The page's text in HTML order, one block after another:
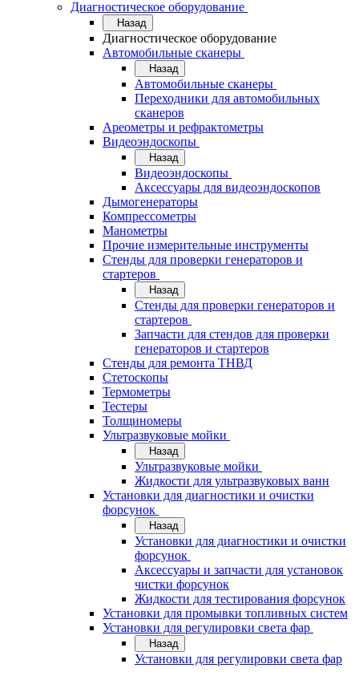
Диагностическое оборудование
Назад
Диагностическое оборудование
Автомобильные сканеры
Назад
Автомобильные сканеры
Переходники для автомобильных
сканеров
Ареометры и рефрактометры
Видеоэндоскопы
Назад
Видеоэндоскопы
Аксессуары для видеоэндоскопов
Дымогенераторы
Компрессометры
Манометры
Прочие измерительные инструменты
Стенды для проверки генераторов и
стартеров
Назад
Стенды для проверки генераторов и
стартеров
Запчасти для стендов для проверки
генераторов и стартеров
Стенды для ремонта ТНВД
Стетоскопы
Термометры
Тестеры
Толщиномеры
Ультразвуковые мойки
Назад
Ультразвуковые мойки
Жидкости для ультразвуковых ванн
Установки для диагностики и очистки
форсунок
Назад
Установки для диагностики и очистки
форсунок
Аксессуары и запчасти для установок
чистки форсунок
Жидкости для тестирования форсунок
Установки для промывки топливных систем
Установки для регулировки света фар
Назад
Установки для регулировки света фар